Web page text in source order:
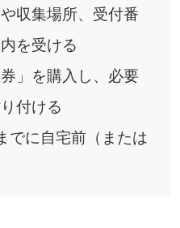
収集場所、受付番
を受ける
」を購入し、必要
付ける
でに自宅前（または